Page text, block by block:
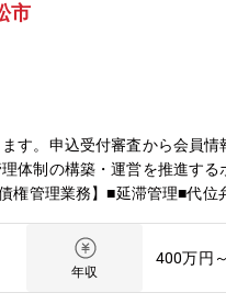
市
す。申込受付審査から会員
体制の構築・運営を推進す
管理業務】■延滞管理■代位
ーー【組織構成】業務支援
積めます。審査業務だけで
きます。■金融機関の安定基
年収
400万円